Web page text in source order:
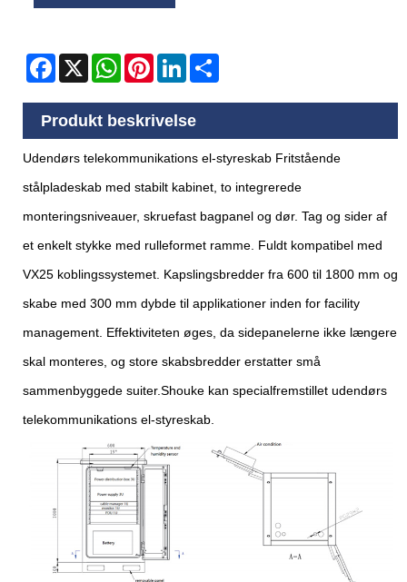
Facebook
X WhatsAppPinterestLinkedIn
Produkt beskrivelse
Udendørs telekommunikations el-styreskab Fritstående
stålpladeskab med stabilt kabinet, to integrerede
monteringsniveauer, skruefast bagpanel og dør. Tag og sider af
et enkelt stykke med rulleformet ramme. Fuldt kompatibel med
VX25 koblingssystemet. Kapslingsbredder fra 600 til 1800 mm og
skabe med 300 mm dybde til applikationer inden for facility
management. Effektiviteten øges, da sidepanelerne ikke længere
skal monteres, og store skabsbredder erstatter små
sammenbyggede suiter.Shouke kan specialfremstillet udendørs
telekommunikations el-styreskab.